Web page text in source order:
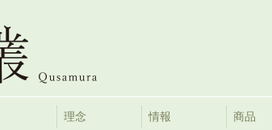
理念 情報 商品